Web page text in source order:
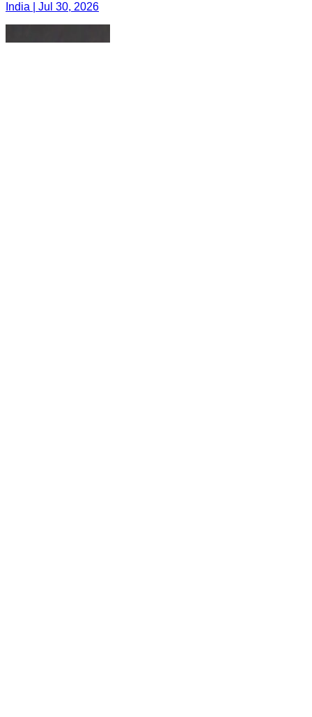
India | Jul 30, 2026